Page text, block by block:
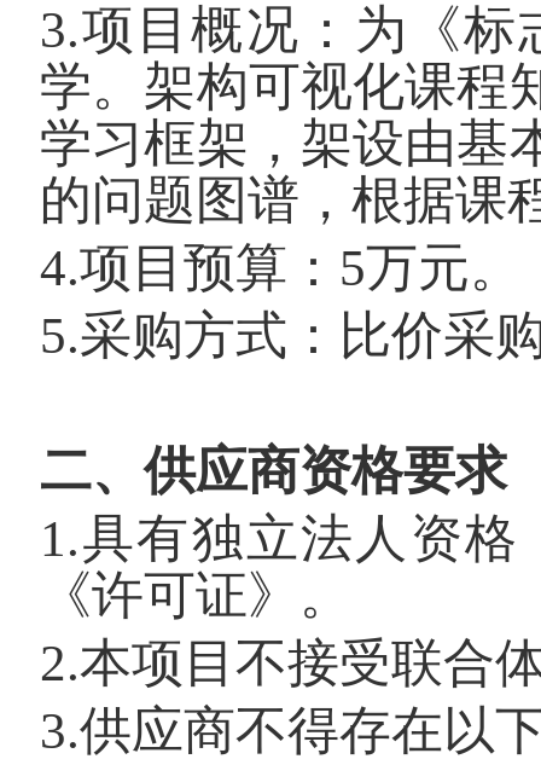
3.项目概况：为《标
学。架构可视化课程
学习框架，架设由基
的问题图谱，根据课
4.项目预算： 5万元。
5.采购方式：比价采
二、供应商资格要求
1.具有独立法人资格
《许可证》。
2.本项目不接受联合
3.供应商不得存在以